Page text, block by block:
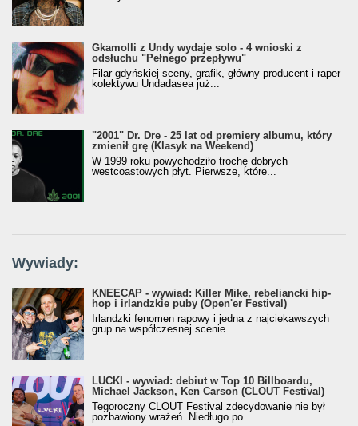
Gkamolli z Undy wydaje solo - 4 wnioski z
odsłuchu "Pełnego przepływu"
Filar gdyńskiej sceny, grafik, główny producent i raper
kolektywu Undadasea już...
"2001" Dr. Dre - 25 lat od premiery albumu, który
zmienił grę (Klasyk na Weekend)
W 1999 roku powychodziło trochę dobrych
westcoastowych płyt. Pierwsze, które...
Wywiady:
KNEECAP - wywiad: Killer Mike, rebeliancki hip-
hop i irlandzkie puby (Open'er Festival)
Irlandzki fenomen rapowy i jedna z najciekawszych
grup na współczesnej scenie....
LUCKI - wywiad: debiut w Top 10 Billboardu,
Michael Jackson, Ken Carson (CLOUT Festival)
Tegoroczny CLOUT Festival zdecydowanie nie był
pozbawiony wrażeń. Niedługo po...